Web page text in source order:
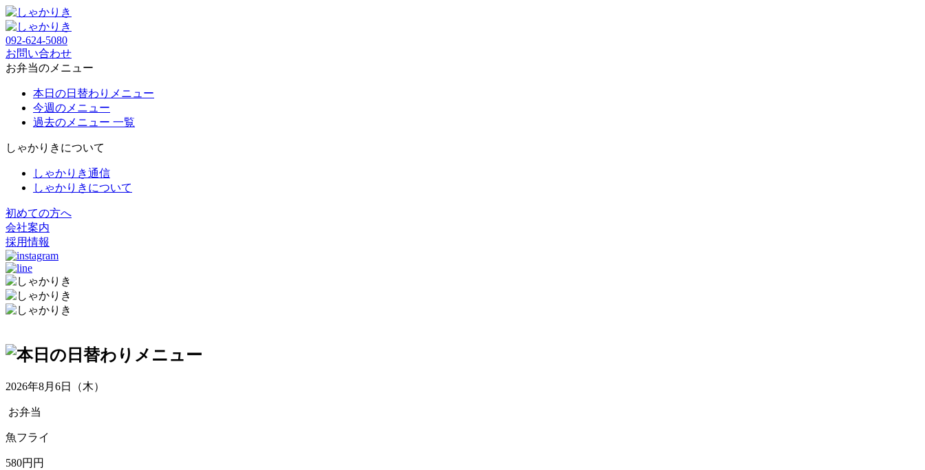
092-624-5080
お問い合わせ
お弁当のメニュー
本日の日替わりメニュー
今週のメニュー
過去のメニュー 一覧
しゃかりきについて
しゃかりき通信
しゃかりきについて
初めての方へ
会社案内
採用情報
2026年8月6日（木）
お弁当
魚フライ
580円円